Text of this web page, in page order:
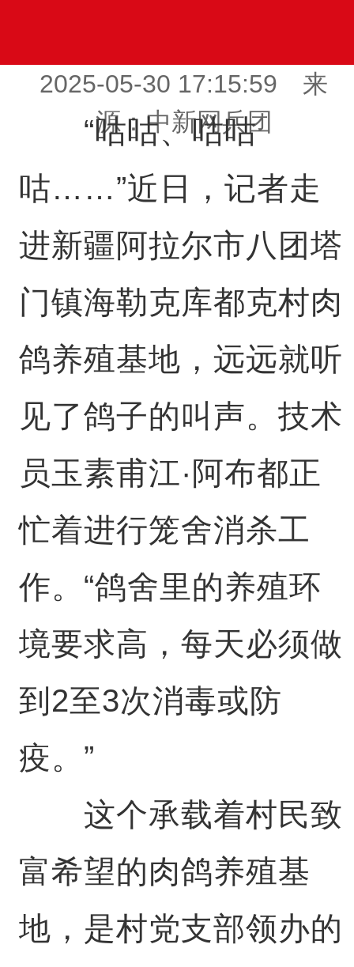
2025-05-30 17:15:59 来
源：中新网兵团
“咕咕、咕咕
咕……”近日，记者走
进新疆阿拉尔市八团塔
门镇海勒克库都克村肉
鸽养殖基地，远远就听
见了鸽子的叫声。技术
员玉素甫江·阿布都正
忙着进行笼舍消杀工
作。“鸽舍里的养殖环
境要求高，每天必须做
到2至3次消毒或防
疫。”
这个承载着村民致
富希望的肉鸽养殖基
地，是村党支部领办的